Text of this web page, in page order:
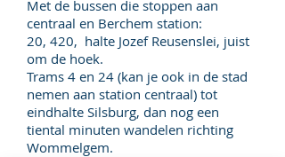
Met de bussen die stoppen aan
centraal en Berchem station:
20, 420, halte Jozef Reusenslei, juist
om de hoek.
Trams 4 en 24 (kan je ook in de stad
nemen aan station centraal) tot
eindhalte Silsburg, dan nog een
tiental minuten wandelen richting
Wommelgem.